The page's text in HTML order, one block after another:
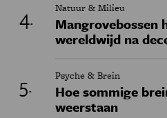
Natuur & Milieu
Mangrovebossen
wereldwijd na
Psyche & Brein
Hoe sommige
weerstaan